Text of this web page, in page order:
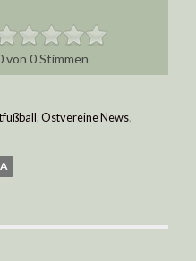
von 0Stimmen
,Ostvereine News,